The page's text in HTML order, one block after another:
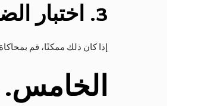
3. اختبار
إذا كان ذلك ممكنًا، قم
الخامس